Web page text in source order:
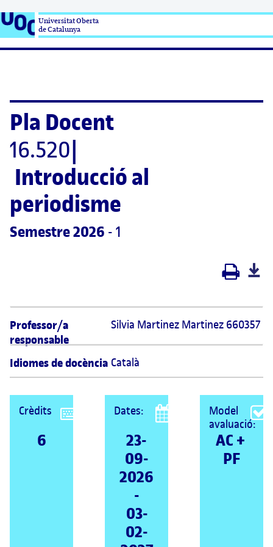
Universitat Oberta
de Catalunya
Pla Docent
16.520
Introducció al
periodisme
Semestre 2026 - 1
Professor/a
responsable
Silvia Martinez Martinez 660357
Idiomes de docència Català
Crèdits
6
Dates:
23-
09-
2026
-
03-
02-
Model
avaluació:
AC +
PF